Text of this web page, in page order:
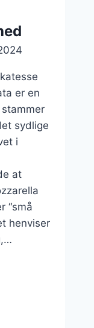
er en
sydlige
i
at
“små
henviser